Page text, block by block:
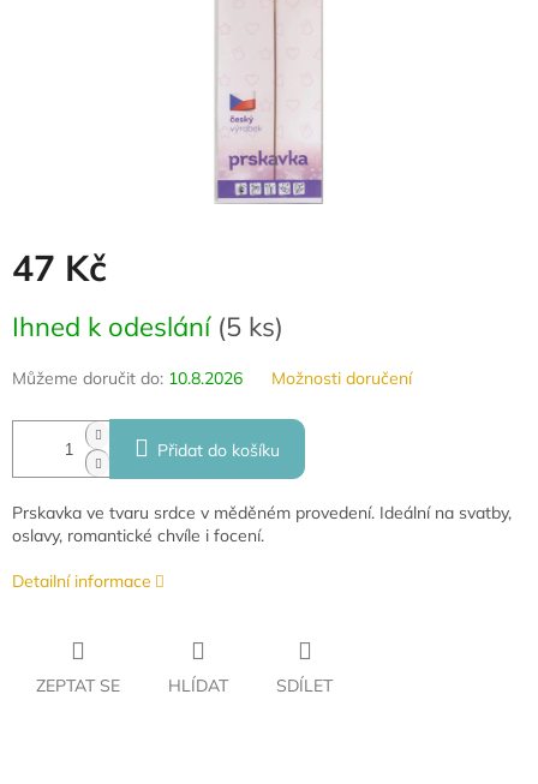
47 Kč
cena:
Ihned k odeslání (5 ks)
Můžeme doručit do: 10.8.2026 Možnosti doručení
Přidat do košíku
Prskavka ve tvaru srdce v měděném provedení. Ideální na svatby,
oslavy, romantické chvíle i focení.
Detailní informace
ZEPTAT SE HLÍDAT SDÍLET